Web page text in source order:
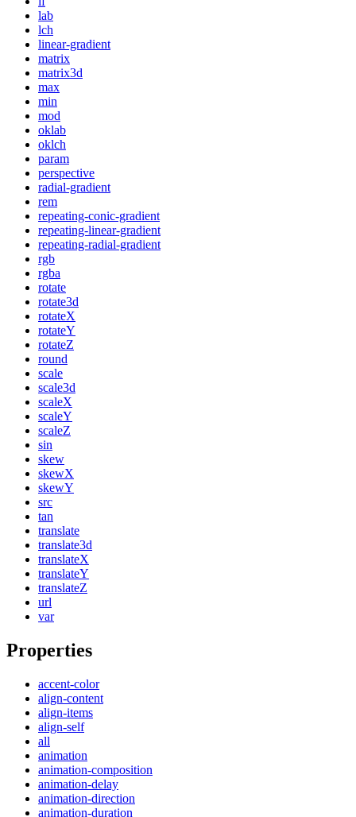
lab
lch
linear-gradient
matrix
matrix3d
max
min
mod
oklab
oklch
param
perspective
radial-gradient
rem
repeating-conic-gradient
repeating-linear-gradient
repeating-radial-gradient
rgb
rgba
rotate
rotate3d
rotateX
rotateY
rotateZ
round
scale
scale3d
scaleX
scaleY
scaleZ
sin
skew
skewX
skewY
src
tan
translate
translate3d
translateX
translateY
translateZ
url
var
Properties
accent-color
align-content
align-items
align-self
all
animation
animation-composition
animation-delay
animation-direction
animation-duration